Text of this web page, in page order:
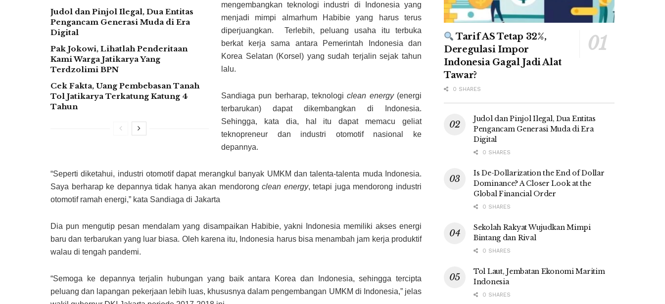
Judol dan Pinjol Ilegal, Dua Entitas
Pengancam Generasi Muda di Era
Digital
Pak Jokowi, Lihatlah Penderitaan
Kami Warga Jatikarya Yang
Terdzolimi BPN
Cek Fakta, Uang Pembebasan Tanah
Tol Jatikarya Terkatung Katung 4
Tahun
mengembangkan teknologi industri di Indonesia yang
menjadi mimpi almarhum Habibie yang harus terus
diperjuangkan. Terlebih, peluang usaha itu terbuka
berkat kerja sama antara Pemerintah Indonesia dan
Korea Selatan (Korsel) yang sudah terjalin sejak tahun
lalu.
Sandiaga pun berharap, teknologiclean energy(energi
terbarukan) dapat dikembangkan di Indonesia.
Sehingga, kata dia, hal itu dapat memacu geliat
teknopreneur dan industri otomotif nasional ke
depannya.
“Seperti diketahui, industri otomotif dapat merangkul banyak UMKM dan talenta-talenta muda Indonesia.
Saya berharap ke depannya tidak hanya akan mendorongclean energy, tetapi juga mendorong industri
otomotif ramah energi,” kata Sandiaga di Jakarta
Dia pun mengutip pesan mendalam yang disampaikan Habibie, yakni Indonesia memiliki akses energi
baru dan terbarukan yang luar biasa. Oleh karena itu, Indonesia harus bisa menambah jam kerja produktif
walau di tengah pandemi.
“Semoga ke depannya terjalin hubungan yang baik antara Korea dan Indonesia, sehingga tercipta
peluang dan lapangan pekerjaan lebih luas, khususnya dalam pengembangan UMKM di Indonesia,” jelas
Tarif AS Tetap 32%,
Deregulasi Impor
Indonesia Gagal Jadi Alat
Tawar?
0 SHARES
Judol dan Pinjol Ilegal, Dua Entitas
Pengancam Generasi Muda di Era
Digital
0 SHARES
Is De-Dollarization the End of Dollar
Dominance? A Closer Look at the
Global Financial Order
0 SHARES
Sekolah Rakyat Wujudkan Mimpi
Bintang dan Rival
0 SHARES
Tol Laut, Jembatan Ekonomi Maritim
Indonesia
0 SHARES